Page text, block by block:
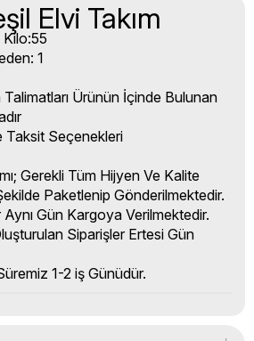
Elvi Takım
1
Talimatları Ürünün İçinde Bulunan
Taksit Seçenekleri
Gerekli Tüm Hijyen Ve Kalite
Paketlenip Gönderilmektedir.
Gün Kargoya Verilmektedir.
Siparişler Ertesi Gün
1-2 iş Günüdür.